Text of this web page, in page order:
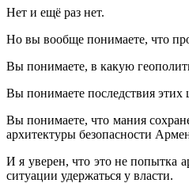
Нет и ещё раз нет.
Но вы вообще понимаете, что
Вы понимаете, в какую
Вы понимаете последствия
Вы понимаете, что мания
архитектуры безопасности
И я уверен, что это не попытка
ситуации удержаться у власти.